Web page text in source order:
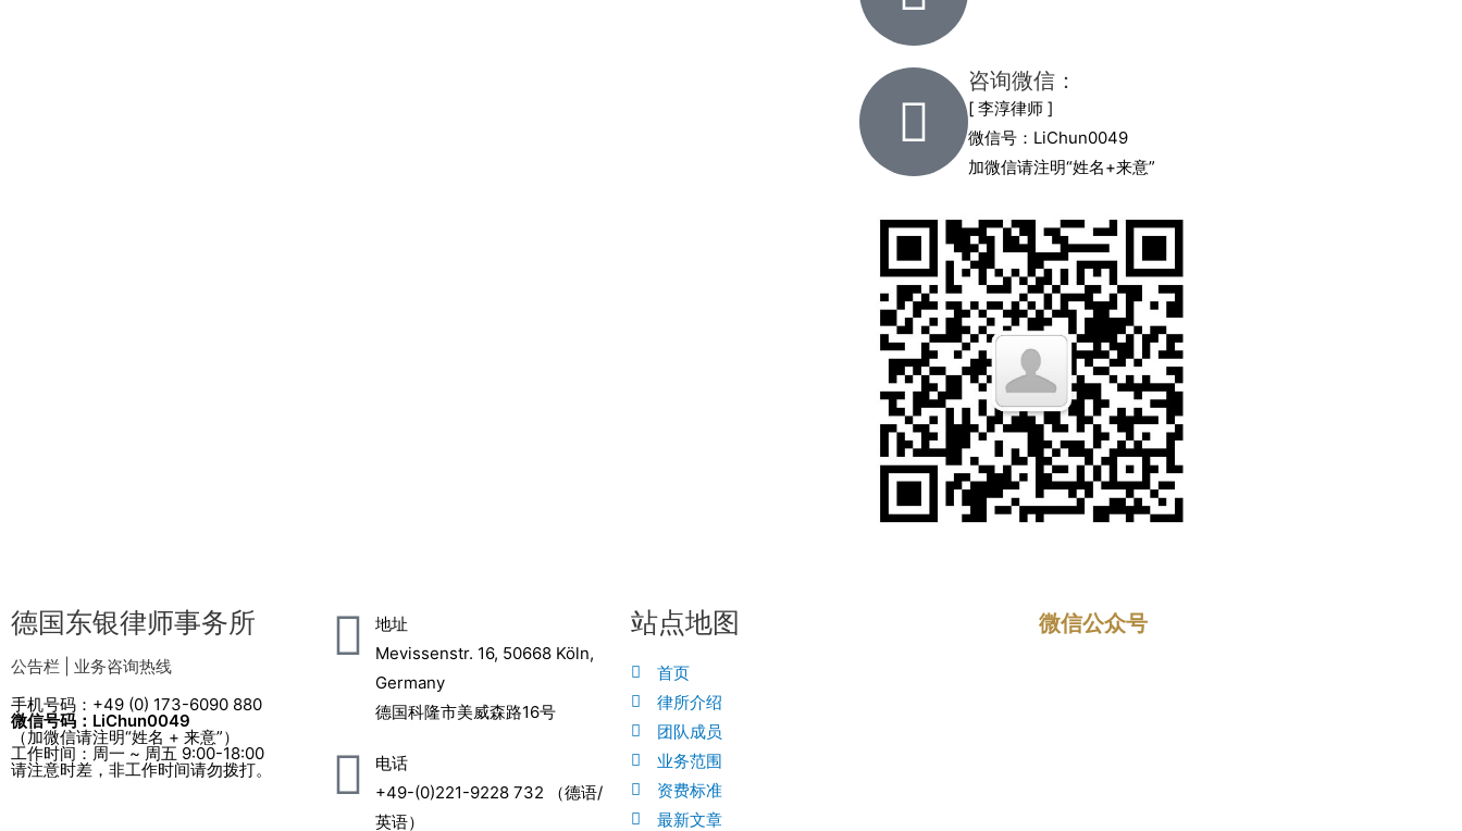
咨询微信：
[ 李淳律师 ]
微信号：LiChun0049
加微信请注明“姓名+来意”
德国东银律师事务所
公告栏 | 业务咨询热线
手机号码：+49 (0) 173-6090 880
微信号码：LiChun0049
（加微信请注明“姓名 + 来意”）
工作时间：周一 ~ 周五 9:00-18:00
请注意时差，非工作时间请勿拨打。
地址
Mevissenstr. 16, 50668 Köln,
Germany
德国科隆市美威森路16号
电话
+49-(0)221-9228 732 （德语/
英语）
站点地图
首页
律所介绍
团队成员
业务范围
资费标准
最新文章
微信公众号